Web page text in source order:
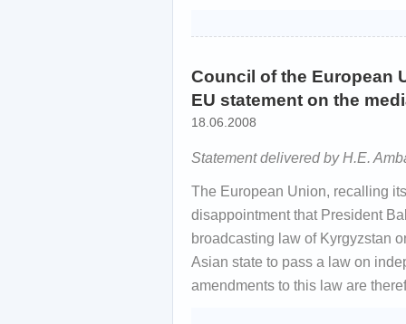
Council of the European
EU statement on the
18.06.2008
Statement delivered by H.E.
The European Union, recalling
disappointment that President
broadcasting law of Kyrgyzstan
Asian state to pass a law on
amendments to this law are